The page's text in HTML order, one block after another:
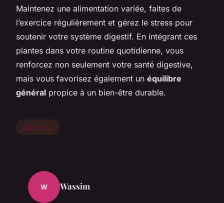
Maintenez une alimentation variée, faites de
l’exercice régulièrement et gérez le stress pour
soutenir votre système digestif. En intégrant ces
plantes dans votre routine quotidienne, vous
renforcez non seulement votre santé digestive,
mais vous favorisez également un équilibre
général propice à un bien-être durable.
Bien-etre
W Wassim